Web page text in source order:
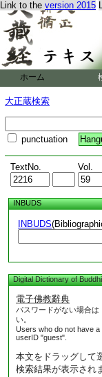
Link to the version 2015
ホーム
大正蔵検索
punctuation
TextNo. Vol.
INBUDS
INBUDS
Digital Dictionary of
電子佛教辭典
パスワードがない場合
い。
Users who do not have
userID "guest".
本文をドラッグして
検索結果が表示され